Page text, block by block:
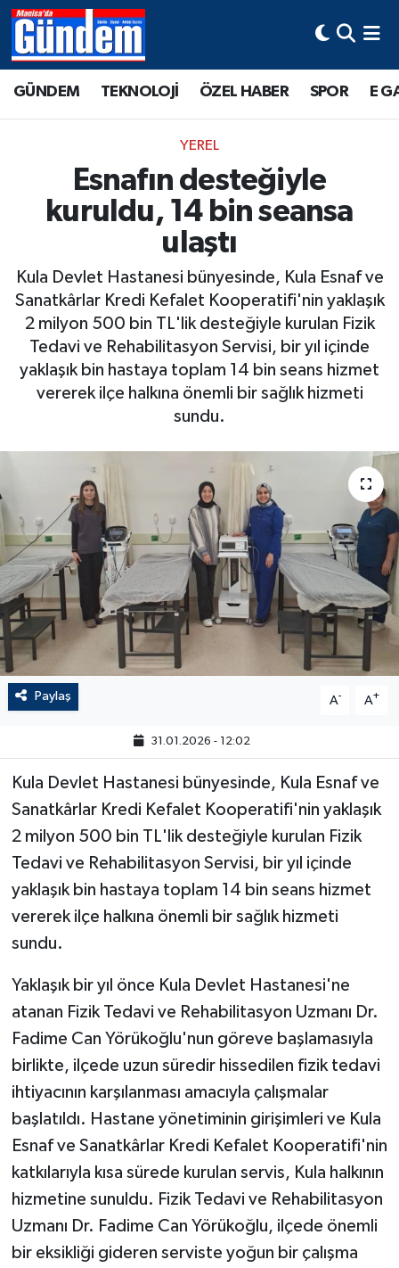
GÜNDEM TEKNOLOJİ ÖZEL HABER SPOR E
YEREL
Esnafın desteğiyle
kuruldu, 14 bin seansa
ulaştı
Kula Devlet Hastanesi bünyesinde, Kula Esnaf ve
Sanatkârlar Kredi Kefalet Kooperatifi'nin yaklaşık
2 milyon 500 bin TL'lik desteğiyle kurulan Fizik
Tedavi ve Rehabilitasyon Servisi, bir yıl içinde
yaklaşık bin hastaya toplam 14 bin seans hizmet
vererek ilçe halkına önemli bir sağlık hizmeti
sundu.
Paylaş A- A+
31.01.2026 - 12:02
Kula Devlet Hastanesi bünyesinde, Kula Esnaf ve
Sanatkârlar Kredi Kefalet Kooperatifi'nin yaklaşık
2 milyon 500 bin TL'lik desteğiyle kurulan Fizik
Tedavi ve Rehabilitasyon Servisi, bir yıl içinde
yaklaşık bin hastaya toplam 14 bin seans hizmet
vererek ilçe halkına önemli bir sağlık hizmeti
sundu.
Yaklaşık bir yıl önce Kula Devlet Hastanesi'ne
atanan Fizik Tedavi ve Rehabilitasyon Uzmanı Dr.
Fadime Can Yörükoğlu'nun göreve başlamasıyla
birlikte, ilçede uzun süredir hissedilen fizik tedavi
ihtiyacının karşılanması amacıyla çalışmalar
başlatıldı. Hastane yönetiminin girişimleri ve Kula
Esnaf ve Sanatkârlar Kredi Kefalet Kooperatifi'nin
katkılarıyla kısa sürede kurulan servis, Kula halkının
hizmetine sunuldu. Fizik Tedavi ve Rehabilitasyon
Uzmanı Dr. Fadime Can Yörükoğlu, ilçede önemli
bir eksikliği gideren serviste yoğun bir çalışma
Manisa Hava Durumu
Tüm Manşetler
Son Dakika Haberleri
Haber Arşivi